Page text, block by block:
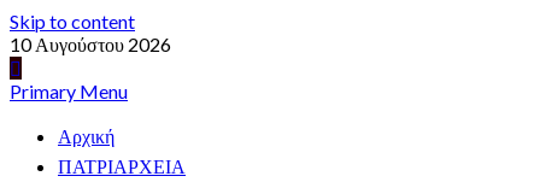
Skip to content
10 Αυγούστου 2026
Primary Menu
Αρχική
ΠΑΤΡΙΑΡΧΕΙΑ